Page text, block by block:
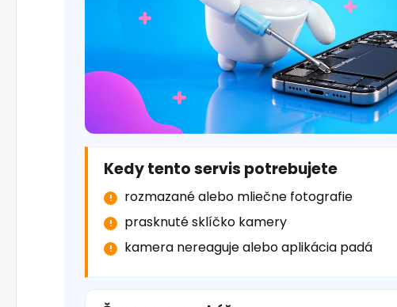
Kedy tento servis potrebujete
rozmazané alebo mliečne fotografie
prasknuté sklíčko kamery
kamera nereaguje alebo aplikácia padá